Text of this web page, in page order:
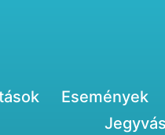
Események